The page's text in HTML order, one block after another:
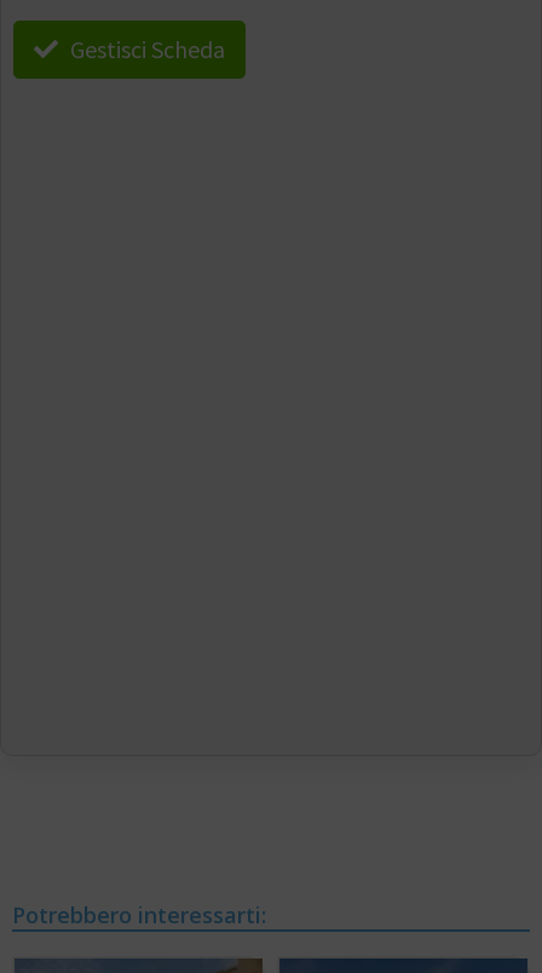
Gestisci Scheda
Potrebbero interessarti: